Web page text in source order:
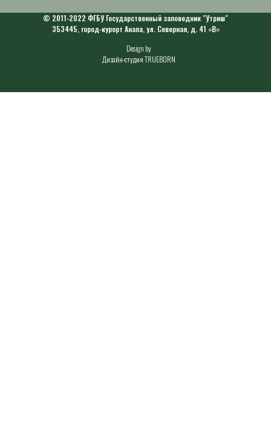
© 2011-2022 ФГБУ Государственный заповедник "Утриш"
353445, город-курорт Анапа, ул. Северная, д. 41 «В»
Design by
Дизайн-студия TRUEBORN